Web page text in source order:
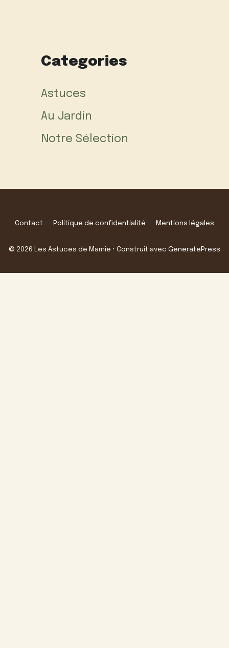
Categories
Astuces
Au Jardin
Notre Sélection
Contact Politique de confidentialité Mentions légales
© 2026 Les Astuces de Mamie • Construit avec GeneratePress